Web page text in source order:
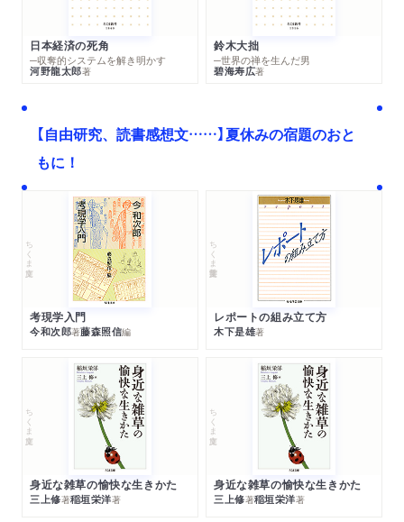
日本経済の死角
─収奪的システムを解き明かす
河野龍太郎著
鈴木大拙
─世界の禅を生んだ男
碧海寿広著
【自由研究、読書感想文……】夏休みの宿題のおと
もに！
ちくま文庫
考現学入門
今和次郎著藤森照信編
ちくま学芸文庫
レポートの組み立て方
木下是雄著
ちくま文庫
身近な雑草の愉快な生きかた
三上修著稲垣栄洋著
ちくま文庫
身近な雑草の愉快な生きかた
三上修著稲垣栄洋著